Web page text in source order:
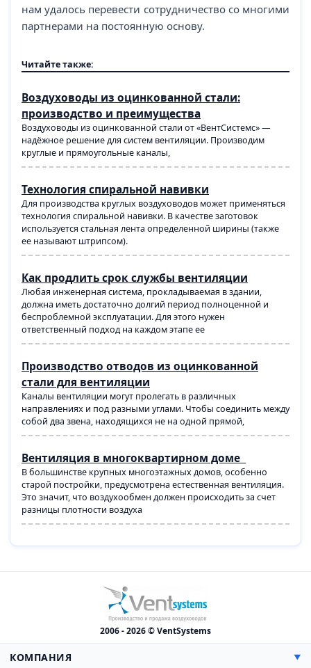
нам удалось перевести сотрудничество со многими
партнерами на постоянную основу.
Читайте также:
Воздуховоды из оцинкованной стали:
производство и преимущества
Воздуховоды из оцинкованной стали от «ВентСистемс» —
надёжное решение для систем вентиляции. Производим
круглые и прямоугольные каналы,
Технология спиральной навивки
Для производства круглых воздуховодов может применяться
технология спиральной навивки. В качестве заготовок
используется стальная лента определенной ширины (также
ее называют штрипсом).
Как продлить срок службы вентиляции
Любая инженерная система, прокладываемая в здании,
должна иметь достаточно долгий период полноценной и
беспроблемной эксплуатации. Для этого нужен
ответственный подход на каждом этапе ее
Производство отводов из оцинкованной
стали для вентиляции
Каналы вентиляции могут пролегать в различных
направлениях и под разными углами. Чтобы соединить между
собой два звена, находящихся не на одной прямой,
Вентиляция в многоквартирном доме
В большинстве крупных многоэтажных домов, особенно
старой постройки, предусмотрена естественная вентиляция.
Это значит, что воздухообмен должен происходить за счет
разницы плотности воздуха
2006 - 2026 © VentSystems
КОМПАНИЯ ▼